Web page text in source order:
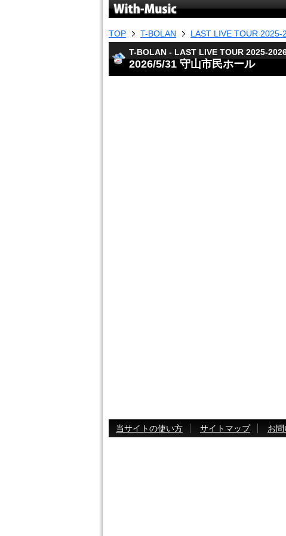
TOP T-BOLAN LAST LIVE TOUR 2025-
T-BOLAN - LAST LIVE TOUR 2025-
2026/5/31 守山市民ホール
当サイトの使い方 サイトマップ お